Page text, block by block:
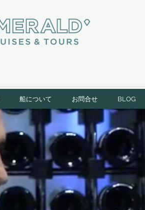
船について お問合せ BLOG